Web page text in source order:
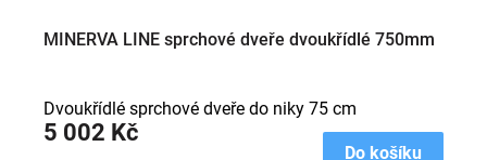
MINERVA LINE sprchové dveře dvoukřídlé 750mm
5 002 Kč
Do košíku
Dvoukřídlé sprchové dveře do niky 75 cm